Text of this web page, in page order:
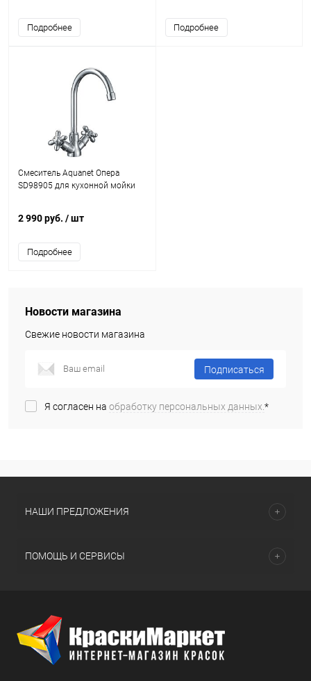
Подробнее Подробнее
Смеситель Aquanet Опера
SD98905 для кухонной мойки
2 990 руб. / шт
Подробнее
Новости магазина
Свежие новости магазина
Подписаться
Я согласен на обработку персональных данных.*
НАШИ ПРЕДЛОЖЕНИЯ
ПОМОЩЬ И СЕРВИСЫ